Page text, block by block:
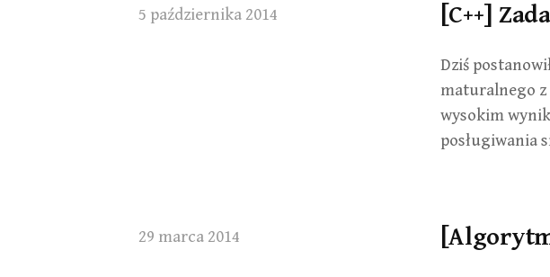
5 października 2014 [C++]
Dziś
maturalnego z
wysokim
posługiwania
29 marca 2014